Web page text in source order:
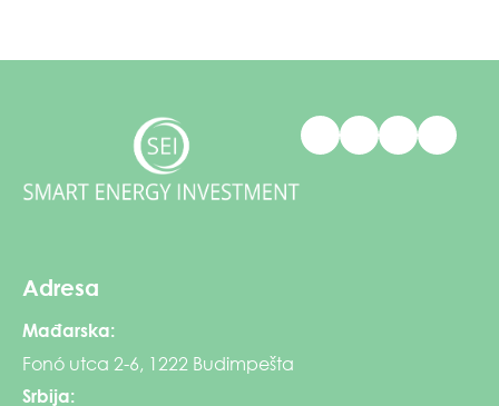
Adresa
Mađarska:
Fonó utca 2-6, 1222 Budimpešta
Srbija: